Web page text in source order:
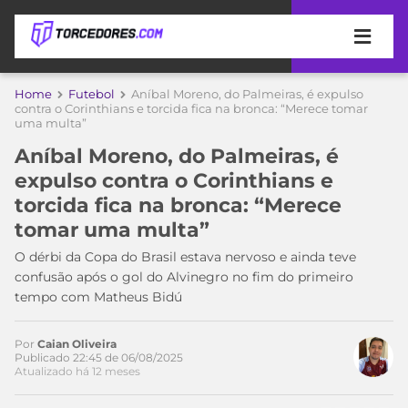
APOSTAS
DICAS
DE
APOSTA
MELHORES
SITES
DE
APOSTAS
2026
CÓDIGO
PROMOCIONAL
ÚLTIMAS
COPA
DO
MUNDO
TIMES
MEU
TIME
CAMPEONATOS
BRASILEIRÃO
MÍDIA
Home Futebol
Aníbal Moreno, do Palmeiras, é expulso
contra o Corinthians e torcida fica na bronca: “Merece tomar
uma multa”
Aníbal Moreno, do Palmeiras, é
expulso contra o Corinthians e
torcida fica na bronca: “Merece
tomar uma multa”
O dérbi da Copa do Brasil estava nervoso e ainda teve
confusão após o gol do Alvinegro no fim do primeiro
tempo com Matheus Bidú
Por Caian Oliveira
Publicado 22:45 de 06/08/2025
Atualizado há 12 meses